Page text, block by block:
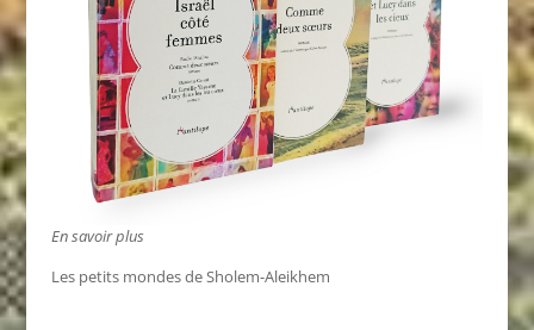
En savoir plus
Les petits mondes de Sholem-Aleikhem